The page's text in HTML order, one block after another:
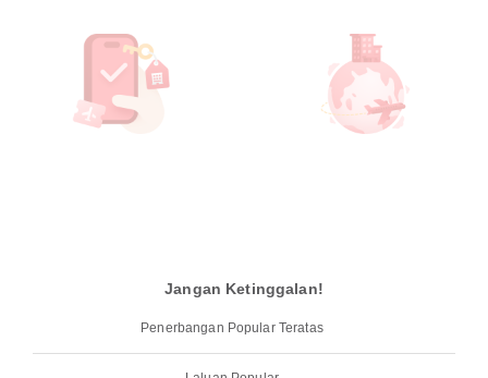
Jangan Ketinggalan!
Penerbangan Popular Teratas